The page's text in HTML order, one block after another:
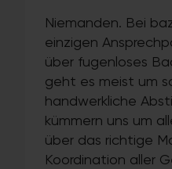
Niemanden. Bei
einzigen
über fugenloses
geht es meist um
handwerkliche
kümmern uns um
über das richtige
Koordination aller